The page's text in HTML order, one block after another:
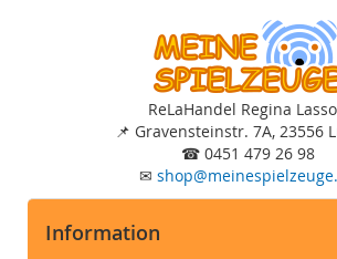
ReLaHandel Regina
📌 Gravensteinstr. 7A, 23556
☎ 0451 479 26 98
✉ shop@
Information